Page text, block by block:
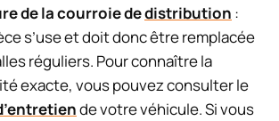
de la courroie dedistribution :
s’use et doit donc être remplacée
réguliers. Pour connaître la
exacte, vous pouvez consulter le
de votre véhicule. Si vous